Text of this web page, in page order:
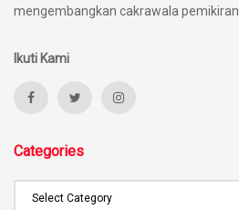
mengembangkan cakrawala pemikiran.
Ikuti Kami
Categories